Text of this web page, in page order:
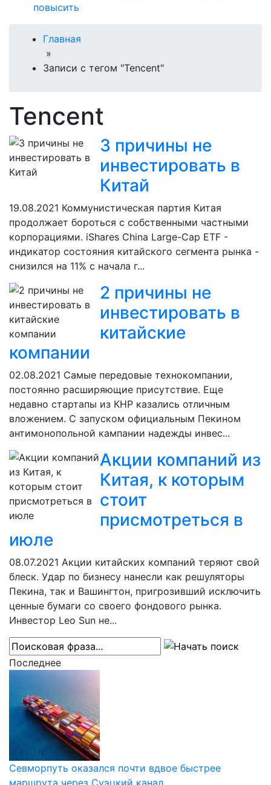
повысить
Главная
»
Записи с тегом "Tencent"
Tencent
3 причины не
инвестировать в
Китай
19.08.2021 Коммунистическая партия Китая
продолжает бороться с собственными частными
корпорациями. iShares China Large-Cap ETF -
индикатор состояния китайского сегмента рынка -
снизился на 11% с начала г...
2 причины не
инвестировать в
китайские
компании
02.08.2021 Самые передовые технокомпании,
постоянно расширяющие присутствие. Еще
недавно стартапы из КНР казались отличным
вложением. С запуском официальным Пекином
антимонопольной кампании надежды инвес...
Акции компаний из
Китая, к которым
стоит
присмотреться в
июле
08.07.2021 Акции китайских компаний теряют свой
блеск. Удар по бизнесу нанесли как решуляторы
Пекина, так и Вашингтон, пригрозивший исключить
ценные бумаги со своего фондового рынка.
Инвестор Leo Sun не...
Последнее
Севморпуть оказался почти вдвое быстрее